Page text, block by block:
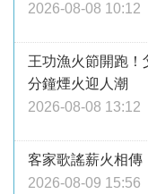
2026-08-08 10:12
王功漁火節開跑
分鐘煙火迎人潮
2026-08-08 13:12
客家歌謠薪火相
2026-08-09 15:56